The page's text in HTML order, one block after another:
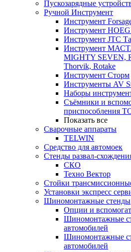
Пускозарядные
Ручной Инструмент
Инструмент
Инструмент
Инструмент JTC
Инструмент
MIGHTY SEVEN,
Thorvik, Rotake
Инструмент Сторм
Инструменты AV
Наборы
Съёмники и
приспособления
Показать все
Сварочные аппараты
TELWIN
Средство для автомоек
Стенды развал-
СКО
Техно Вектор
Стойки
Установки экспресс
Шиномонтажные стенды
Опции и
Шиномонтажные
автомобилей
Шиномонтажные
автомобилей